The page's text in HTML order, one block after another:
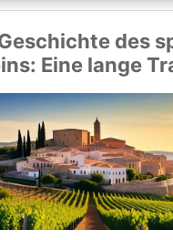
des
Eine lange